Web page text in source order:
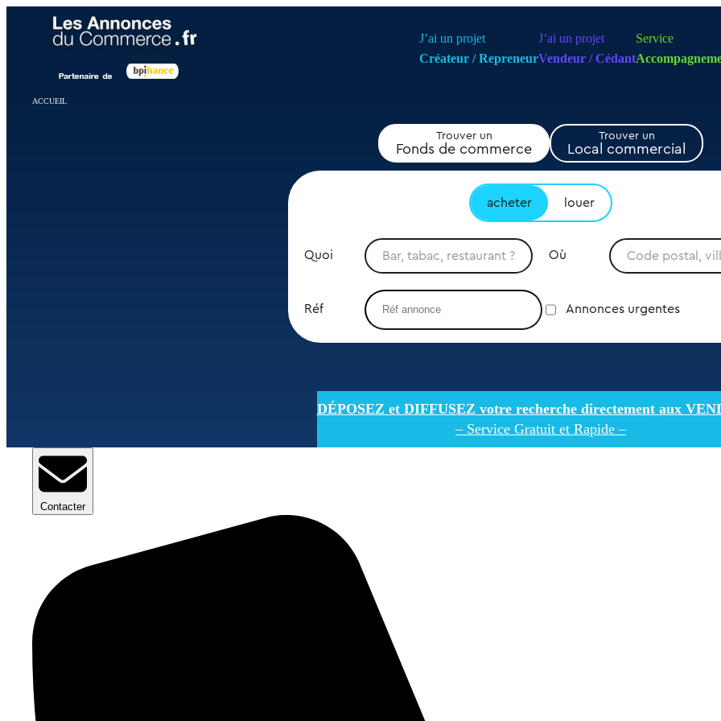
J’ai un projet
Créateur / Repreneur
J’ai un projet
Vendeur / Cédant
Service
ACCUEIL
Trouver un
Fonds de commerce
Trouver un
Local commercial
acheter louer
Quoi Où
Réf Annonces urgentes
DÉPOSEZ et DIFFUSEZ votre recherche directement aux
– Service Gratuit et Rapide –
Contacter
Panneau de gestion des cookies